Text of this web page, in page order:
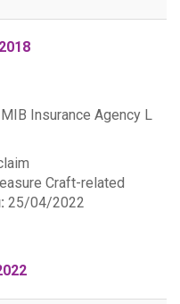
MIB Insurance Agency L
Craft-related
25/04/2022